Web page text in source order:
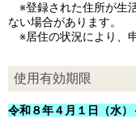
※登録された住所が生
ない場合があります。
※居住の状況により、
使用有効期限
令和８年４月１日（水）